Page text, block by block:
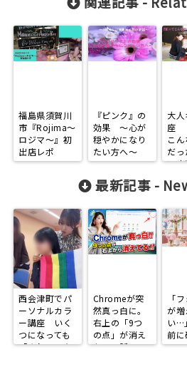
福島県須賀川
市『Rojima～
ロジマ～』初
出店レポ
『ピンク』の
効果 ～心が
穏やかになり
たい方へ～
大
座
こ
だっ
に
最新記事 -
西会津町でパ
ーソナルカラ
ー講座 いく
つになっても
「きれいで在
Chromeが突
然真っ白に。
右上の「9つ
の点」が消え
た日の話
「
が
い…
前
ほ